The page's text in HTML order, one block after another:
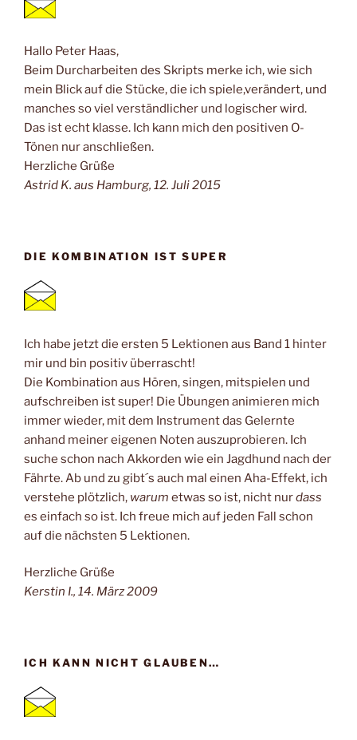
Hallo Peter Haas,
Beim Durcharbeiten des Skripts merke ich, wie sich
mein Blick auf die Stücke, die ich spiele,verändert, und
manches so viel verständlicher und logischer wird.
Das ist echt klasse. Ich kann mich den positiven O-
Tönen nur anschließen.
Herzliche Grüße
Astrid K. aus Hamburg, 12. Juli 2015
DIE KOMBINATION IST SUPER
Ich habe jetzt die ersten 5 Lektionen aus Band 1 hinter
mir und bin positiv überrascht!
Die Kombination aus Hören, singen, mitspielen und
aufschreiben ist super! Die Übungen animieren mich
immer wieder, mit dem Instrument das Gelernte
anhand meiner eigenen Noten auszuprobieren. Ich
suche schon nach Akkorden wie ein Jagdhund nach der
Fährte. Ab und zu gibt´s auch mal einen Aha-Effekt, ich
verstehe plötzlich, warum etwas so ist, nicht nurdass
es einfach so ist. Ich freue mich auf jeden Fall schon
auf die nächsten 5 Lektionen.
Herzliche Grüße
Kerstin I., 14. März 2009
ICH KANN NICHT GLAUBEN…